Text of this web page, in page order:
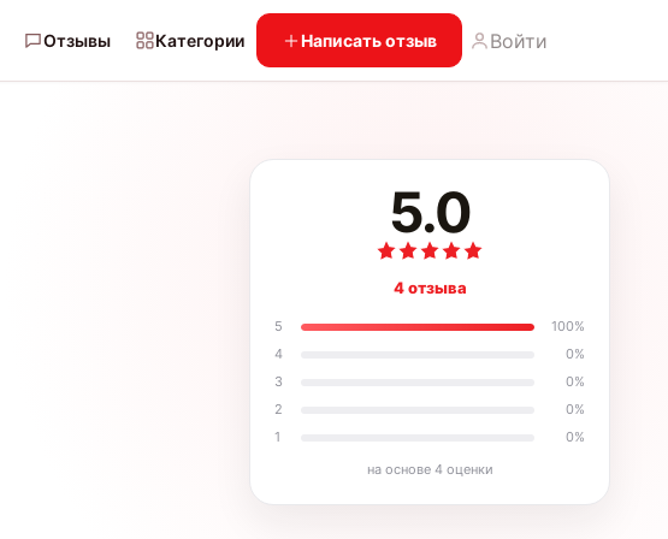
Отзывы Категории Написать отзыв Войти
5.0
4 отзыва
5 100%
4
0%
3
0%
2
0%
1
0%
на основе 4 оценки